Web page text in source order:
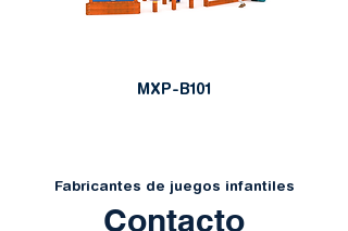
MXP-B101
Fabricantes de juegos infantiles
Contacto